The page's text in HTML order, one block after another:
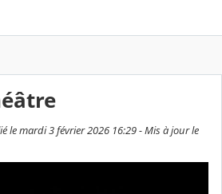
le mardi 3 février 2026 16:29 - Mis à jour le